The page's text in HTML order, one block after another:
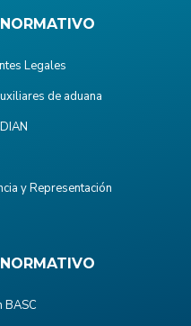
Legales
de aduana
y Representación
BASC